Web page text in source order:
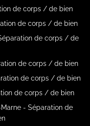
de corps / de bien
de corps / de bien
de corps / de
de corps / de bien
de corps / de bien
de corps / de bien
- Séparation de